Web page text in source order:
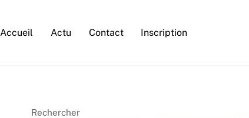
Accueil Actu Contact Inscription
Rechercher